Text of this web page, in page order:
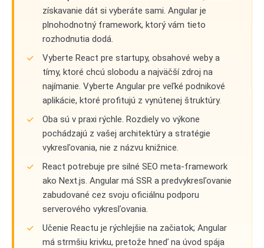
získavanie dát si vyberáte sami. Angular je
plnohodnotný framework, ktorý vám tieto
rozhodnutia dodá.
Vyberte React pre startupy, obsahové weby a
tímy, ktoré chcú slobodu a najväčší zdroj na
najímanie. Vyberte Angular pre veľké podnikové
aplikácie, ktoré profitujú z vynútenej štruktúry.
Oba sú v praxi rýchle. Rozdiely vo výkone
pochádzajú z vašej architektúry a stratégie
vykresľovania, nie z názvu knižnice.
React potrebuje pre silné SEO meta-framework
ako Next.js. Angular má SSR a predvykresľovanie
zabudované cez svoju oficiálnu podporu
serverového vykresľovania.
Učenie Reactu je rýchlejšie na začiatok; Angular
má strmšiu krivku, pretože hneď na úvod spája